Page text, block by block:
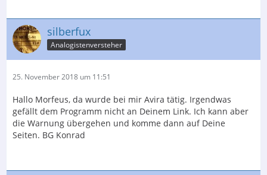
silberfux
Analogistenversteher
25. November 2018 um 11:51
Hallo Morfeus, da wurde bei mir Avira tätig. Irgendwas
gefällt dem Programm nicht an Deinem Link. Ich kann aber
die Warnung übergehen und komme dann auf Deine
Seiten. BG Konrad